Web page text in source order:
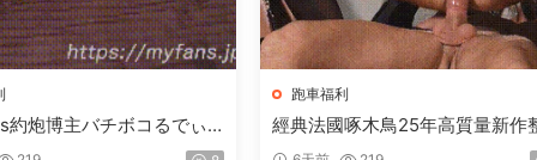
約炮博主バチボコるでぃ@
原檔高清合集（中）【32
跑車福利
經典法國啄木鳥25年高質量新作
合集（下）【26V+75.21G】